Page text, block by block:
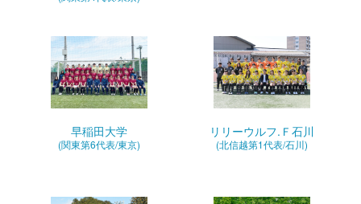
早稲田大学
(関東第6代表/東京)
リリーウルフ.Ｆ石川
(北信越第1代表/石川)